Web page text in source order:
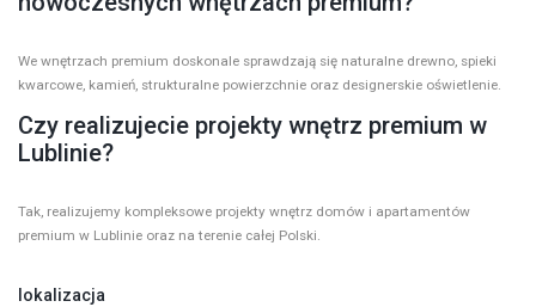
We wnętrzach premium doskonale sprawdzają się naturalne drewno, spieki
kwarcowe, kamień, strukturalne powierzchnie oraz designerskie oświetlenie.
Czy realizujecie projekty wnętrz premium w
Lublinie?
Tak, realizujemy kompleksowe projekty wnętrz domów i apartamentów
premium w Lublinie oraz na terenie całej Polski.
lokalizacja